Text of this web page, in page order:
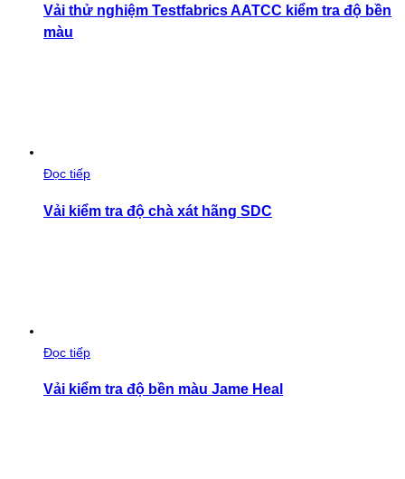
Vải thử nghiệm Testfabrics AATCC kiểm tra độ bền
màu
Đọc tiếp
Vải kiểm tra độ chà xát hãng SDC
Đọc tiếp
Vải kiểm tra độ bền màu Jame Heal